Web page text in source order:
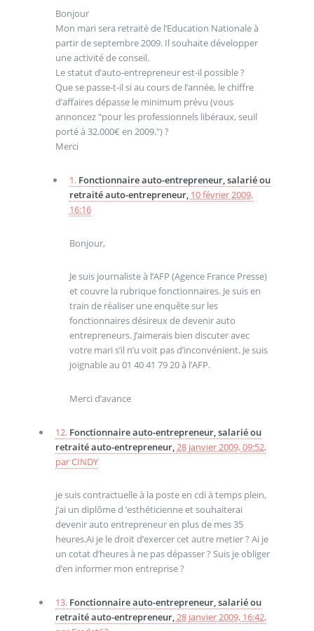
Bonjour
Mon mari sera retraité de l’Education Nationale à
partir de septembre 2009. Il souhaite développer
une activité de conseil.
Le statut d’auto-entrepreneur est-il possible ?
Que se passe-t-il si au cours de l’année, le chiffre
d’affaires dépasse le minimum prévu (vous
annoncez "pour les professionnels libéraux, seuil
porté à 32.000€ en 2009.") ?
Merci
1. Fonctionnaire auto-entrepreneur, salarié ou
retraité auto-entrepreneur, 10 février 2009,
16:16
Bonjour,
Je suis journaliste à l’AFP (Agence France Presse)
et couvre la rubrique fonctionnaires. Je suis en
train de réaliser une enquête sur les
fonctionnaires désireux de devenir auto
entrepreneurs. J’aimerais bien discuter avec
votre mari s’il n’u voit pas d’inconvénient. Je suis
joignable au 01 40 41 79 20 à l’AFP.
Merci d’avance
12. Fonctionnaire auto-entrepreneur, salarié ou
retraité auto-entrepreneur,28 janvier 2009, 09:52,
parCINDY
je suis contractuelle à la poste en cdi à temps plein,
j’ai un diplôme d ’esthéticienne et souhaiterai
devenir auto entrepreneur en plus de mes 35
heures.Ai je le droit d’exercer cet autre metier ? Ai je
un cotat d’heures à ne pas dépasser ? Suis je obliger
d’en informer mon entreprise ?
13. Fonctionnaire auto-entrepreneur, salarié ou
retraité auto-entrepreneur,28 janvier 2009, 16:42,